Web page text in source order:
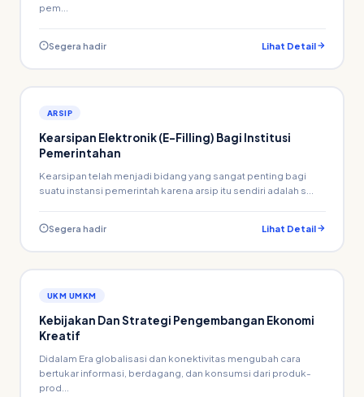
pem...
Segera hadir Lihat Detail
ARSIP
Kearsipan Elektronik (E-Filling) Bagi Institusi
Pemerintahan
Kearsipan telah menjadi bidang yang sangat penting bagi
suatu instansi pemerintah karena arsip itu sendiri adalah s...
Segera hadir Lihat Detail
UKM UMKM
Kebijakan Dan Strategi Pengembangan Ekonomi
Kreatif
Didalam Era globalisasi dan konektivitas mengubah cara
bertukar informasi, berdagang, dan konsumsi dari produk-
prod...